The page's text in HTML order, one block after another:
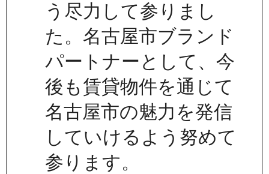
う尽力して参りまし
た。名古屋市ブランド
パートナーとして、今
後も賃貸物件を通じて
名古屋市の魅力を発信
していけるよう努めて
参ります。